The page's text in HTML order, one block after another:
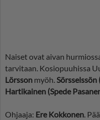
Naiset ovat aivan
tarvitaan. Kosiopuuhissa
Lörsson myöh.Sörsselssön
Hartikainen (Spede
Ohjaaja: Ere Kokkonen.